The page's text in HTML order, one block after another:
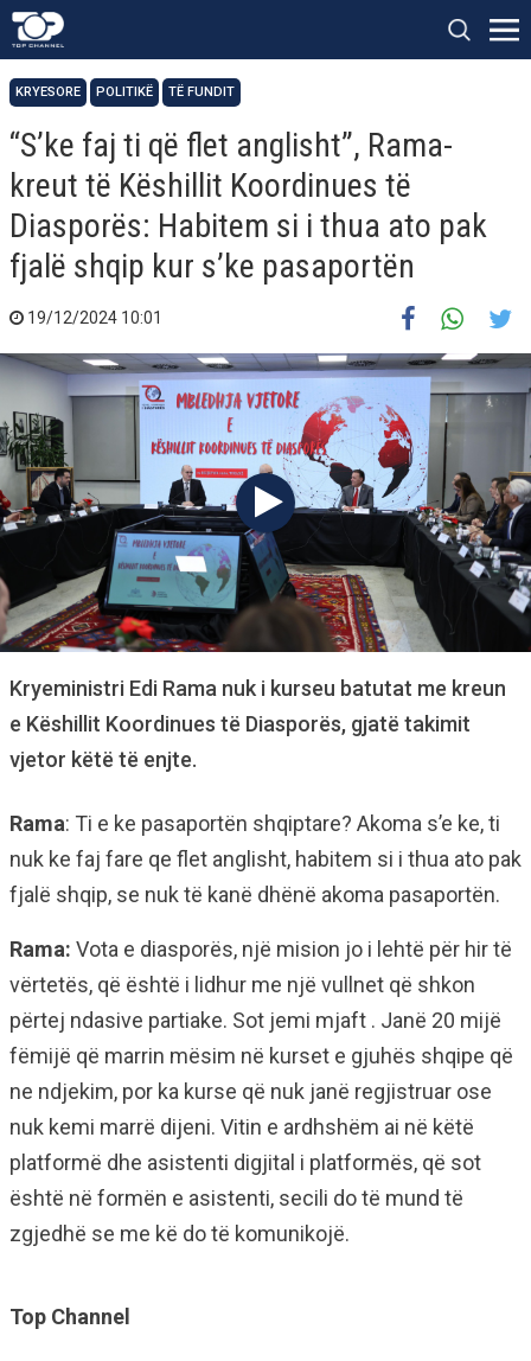
KRYESORE POLITIKË TË FUNDIT
“S’ke faj ti që flet anglisht”, Rama-
kreut të Këshillit Koordinues të
Diasporës: Habitem si i thua ato pak
fjalë shqip kur s’ke pasaportën
19/12/2024 10:01
Kryeministri Edi Rama nuk i kurseu batutat me kreun
e Këshillit Koordinues të Diasporës, gjatë takimit
vjetor këtë të enjte.
Rama: Ti e ke pasaportën shqiptare? Akoma s’e ke, ti
nuk ke faj fare qe flet anglisht, habitem si i thua ato pak
fjalë shqip, se nuk të kanë dhënë akoma pasaportën.
Rama: Vota e diasporës, një mision jo i lehtë për hir të
vërtetës, që është i lidhur me një vullnet që shkon
përtej ndasive partiake. Sot jemi mjaft . Janë 20 mijë
fëmijë që marrin mësim në kurset e gjuhës shqipe që
ne ndjekim, por ka kurse që nuk janë regjistruar ose
nuk kemi marrë dijeni. Vitin e ardhshëm ai në këtë
platformë dhe asistenti digjital i platformës, që sot
është në formën e asistenti, secili do të mund të
zgjedhë se me kë do të komunikojë.
Top Channel